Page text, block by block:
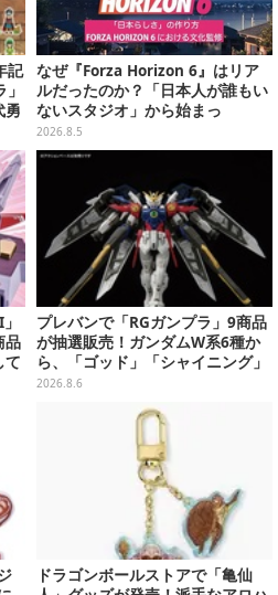
記
勇
く
なぜ『Forza Horizon 6』はリア
ルだったのか？「日本人が誰もい
ないスタジオ」から始まっ
た、“生活感のある日本"の作り方
【CEDEC2026】
2026.8.5
品
て
プレバンで「RGガンプラ」9商品
が抽選販売！ガンダムW系6種か
ら、「ゴッド」「シャイニング」
まで
2026.8.6
ドラゴンボールストアで「亀仙